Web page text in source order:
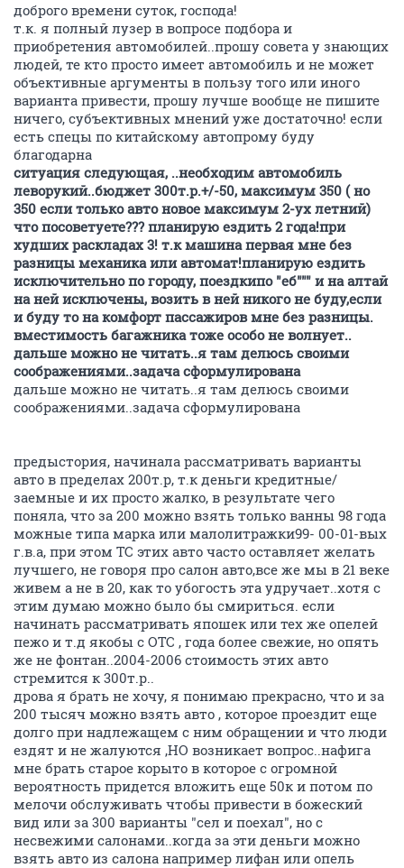
доброго времени суток, господа!
т.к. я полный лузер в вопросе подбора и
приобретения автомобилей..прошу совета у знающих
людей, те кто просто имеет автомобиль и не может
объективные аргументы в пользу того или иного
варианта привести, прошу лучше вообще не пишите
ничего, субъективных мнений уже достаточно! если
есть спецы по китайскому автопрому буду
благодарна
ситуация следующая, ..необходим автомобиль
леворукий..бюджет 300т.р.+/-50, максимум 350 ( но
350 если только авто новое максимум 2-ух летний)
что посоветуете??? планирую ездить 2 года!при
худших раскладах 3! т.к машина первая мне без
разницы механика или автомат!планирую ездить
исключительно по городу, поездкипо "еб""" и на алтай
на ней исключены, возить в ней никого не буду,если
и буду то на комфорт пассажиров мне без разницы.
вместимость багажника тоже особо не волнует..
дальше можно не читать..я там делюсь своими
соображениями..задача сформулирована
дальше можно не читать..я там делюсь своими
соображениями..задача сформулирована
предыстория, начинала рассматривать варианты
авто в пределах 200т.р, т.к деньги кредитные/
заемные и их просто жалко, в результате чего
поняла, что за 200 можно взять только ванны 98 года
можные типа марка или малолитражки99- 00-01-вых
г.в.а, при этом ТС этих авто часто оставляет желать
лучшего, не говоря про салон авто,все же мы в 21 веке
живем а не в 20, как то убогость эта удручает..хотя с
этим думаю можно было бы смириться. если
начинать рассматривать япошек или тех же опелей
пежо и т.д якобы с ОТС , года более свежие, но опять
же не фонтан..2004-2006 стоимость этих авто
стремится к 300т.р..
дрова я брать не хочу, я понимаю прекрасно, что и за
200 тысяч можно взять авто , которое проездит еще
долго при надлежащем с ним обращении и что люди
ездят и не жалуются ,НО возникает вопрос..нафига
мне брать старое корыто в которое с огромной
вероятность придется вложить еще 50к и потом по
мелочи обслуживать чтобы привести в божеский
вид или за 300 варианты "сел и поехал", но с
несвежими салонами..когда за эти деньги можно
взять авто из салона например лифан или опель